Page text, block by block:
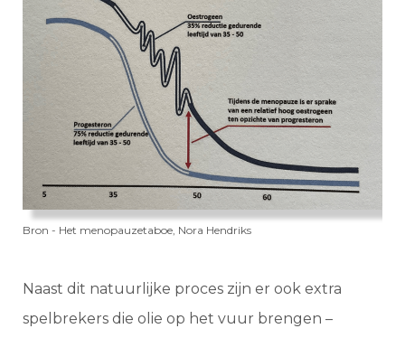
Bron - Het menopauzetaboe, Nora Hendriks
Naast dit natuurlijke proces zijn er ook extra
spelbrekers die olie op het vuur brengen –